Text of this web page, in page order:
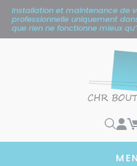
Installation et maintenance de
professionnelle uniquement
que rien ne fonctionne mieux
Panneau de gestion des